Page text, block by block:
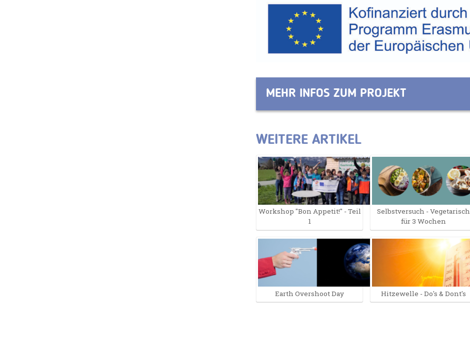
MEHR INFOS ZUM PROJEKT
WEITERE ARTIKEL
Workshop "Bon Appetit!" - Teil
1
Earth Overshoot Day
Selbstversuch - Vegetarisch
für 3 Wochen
Hitzewelle - Do's & Dont's